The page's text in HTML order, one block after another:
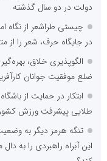
دولت در دو سال گذشته
چیستی طراشعر از نگاه
در جایگاه حرف، شعر را
الگوپذیری خلاق،
ضلع موفقیت جوانان
ابتکار در حمایت از
طلایی پیشرفت ورزش کشور
تنگه هرمز دیگر به
این آبراه راهبردی را به